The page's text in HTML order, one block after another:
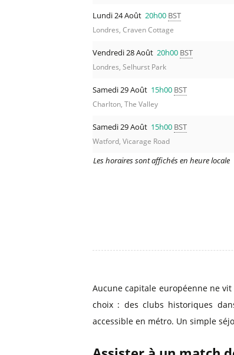
Les horaires sont affichés en heure locale
Lundi 24 Août 20h00 BST
Londres, Craven Cottage
Vendredi 28 Août 20h00 BST
Londres, Selhurst Park
Samedi 29 Août 15h00 BST
Charlton, The Valley
Samedi 29 Août 15h00 BST
Watford, Vicarage Road
Aucune capitale européenne ne
choix : des clubs historiques
accessible en métro. Un simple